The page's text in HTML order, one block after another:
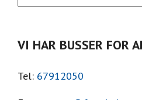
VI HAR BUSSER FOR
Tel: 67912050